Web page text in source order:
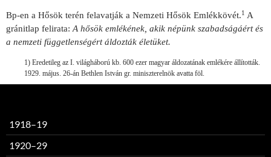
Bp-en a Hősök terén felavatják a Nemzeti Hősök Emlékkövét.1 A
gránitlap felirata: A hősök emlékének, akik népünk szabadságáért és
a nemzeti függetlenségért áldozták életüket.
1) Eredetileg az I. világháború kb. 600 ezer magyar áldozatának emlékére állították.
1929. május. 26-án Bethlen István gr. miniszterelnök avatta föl.
1918–19
1920–29